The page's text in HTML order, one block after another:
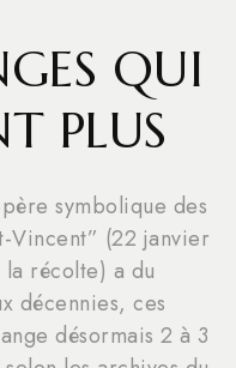
QUI
PLUS
symbolique des
Vincent” (22 janvier
récolte) a du
décennies, ces
désormais 2 à 3